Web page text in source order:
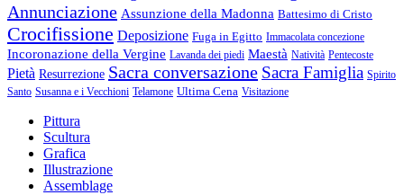
Annunciazione Assunzione della Madonna Battesimo di Cristo
Crocifissione Deposizione Fuga in Egitto Immacolata concezione
Incoronazione della Vergine Lavanda dei piedi Maestà Natività Pentecoste
Pietà Resurrezione Sacra conversazione Sacra Famiglia Spirito
Santo Susanna e i Vecchioni Telamone Ultima Cena Visitazione
Pittura
Scultura
Grafica
Illustrazione
Assemblage